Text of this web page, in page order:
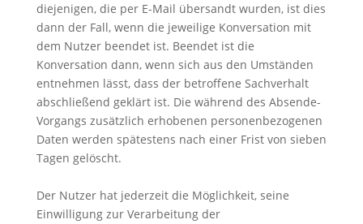
diejenigen, die per E-Mail übersandt wurden, ist dies
dann der Fall, wenn die jeweilige Konversation mit
dem Nutzer beendet ist. Beendet ist die
Konversation dann, wenn sich aus den Umständen
entnehmen lässt, dass der betroffene Sachverhalt
abschließend geklärt ist. Die während des Absende-
Vorgangs zusätzlich erhobenen personenbezogenen
Daten werden spätestens nach einer Frist von sieben
Tagen gelöscht.
Der Nutzer hat jederzeit die Möglichkeit, seine
Einwilligung zur Verarbeitung der